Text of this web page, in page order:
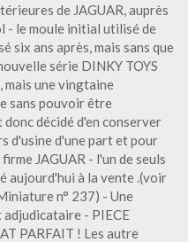
de JAGUAR, auprès
- le moule initial utilisé de
six ans après, mais sans que
série DINKY TOYS
mais une vingtaine
sans pouvoir être
décidé d'en conserver
d'usine d'une part et pour
JAGUAR - l'un de seuls
aujourd'hui à la vente .(voir
n° 237) - Une
- PIECE
PARFAIT ! Les autre